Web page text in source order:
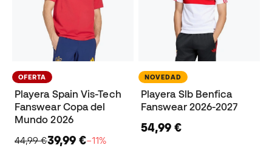
OFERTA
Playera Spain Vis-Tech
Fanswear Copa del
Mundo 2026
44,99 €39,99 €−11%
NOVEDAD
Playera Slb Benfica
Fanswear 2026-2027
54,99 €